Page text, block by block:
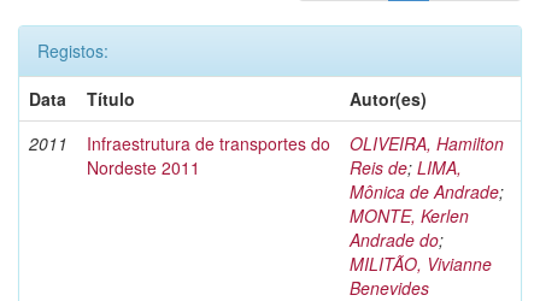
Registos:
Data
Título
Autor(es)
2011
Infraestrutura de transportes do
Nordeste 2011
OLIVEIRA, Hamilton
Reis de; LIMA,
Mônica de Andrade;
MONTE, Kerlen
Andrade do;
MILITÃO, Vivianne
Benevides